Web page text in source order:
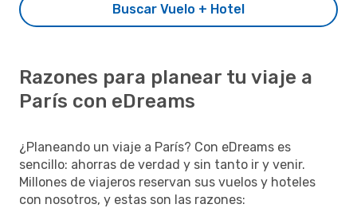
Buscar Vuelo + Hotel
Razones para planear tu viaje a
París con eDreams
¿Planeando un viaje a París? Con eDreams es
sencillo: ahorras de verdad y sin tanto ir y venir.
Millones de viajeros reservan sus vuelos y hoteles
con nosotros, y estas son las razones: